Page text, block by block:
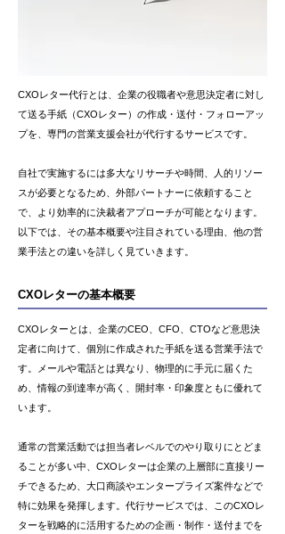
CXOレター代行とは、企業の役職者や意思決定者に対し
て送る手紙（CXOレター）の作成・送付・フォローアッ
プを、専門の営業支援会社が代行するサービスです。
自社で実施するには多大なリサーチや時間、人的リソー
スが必要となるため、外部パートナーに依頼すること
で、より効率的に決裁者アプローチが可能となります。
以下では、その基本概要や注目されている理由、他の営
業手法との違いを詳しく見ていきます。
CXOレターの基本概要
CXOレターとは、企業のCEO、CFO、CTOなど意思決
定者に向けて、個別に作成された手紙を送る営業手法で
す。メールや電話とは異なり、物理的に手元に届くた
め、情報の到達率が高く、開封率・印象度ともに優れて
います。
通常の営業活動では担当者レベルでのやり取りにとどま
ることが多い中、CXOレターは企業の上層部に直接リー
チできるため、大口商談やエンタープライズ案件などで
特に効果を発揮します。代行サービスでは、このCXOレ
ターを戦略的に活用するための企画・制作・送付までを